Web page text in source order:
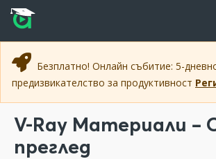
Прескочи към основното съдържание
Прескочи към навигацията
Безплатно! Онлайн събитие: 5-
предизвикателство за продуктивност
V-Ray Материали –
преглед